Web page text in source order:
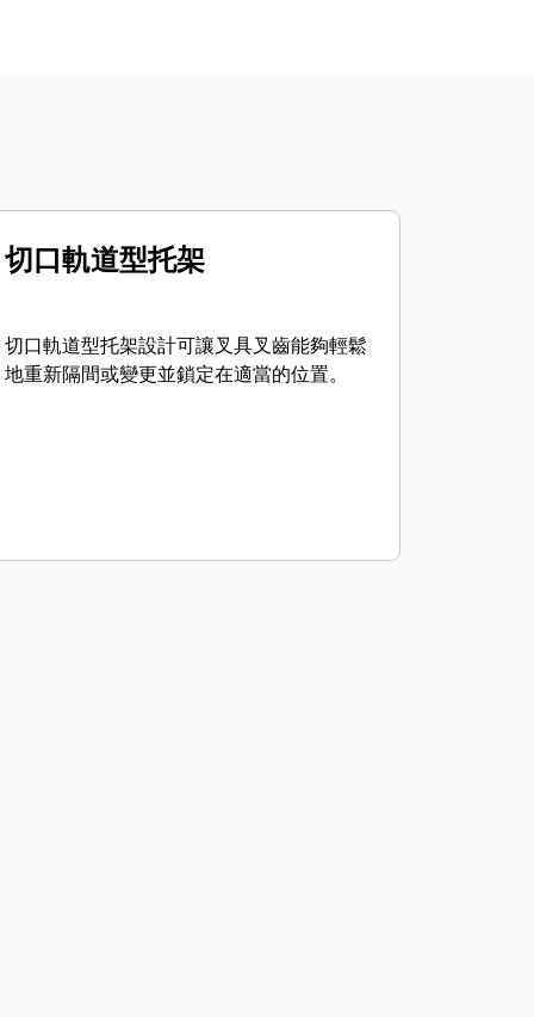
切口軌道型托架
切口軌道型托架設計可讓叉具叉齒能夠輕鬆
地重新隔間或變更並鎖定在適當的位置。